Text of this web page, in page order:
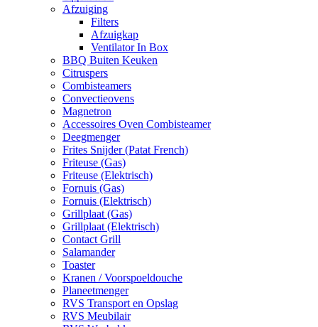
Afzuiging
Filters
Afzuigkap
Ventilator In Box
BBQ Buiten Keuken
Citruspers
Combisteamers
Convectieovens
Magnetron
Accessoires Oven Combisteamer
Deegmenger
Frites Snijder (Patat French)
Friteuse (Gas)
Friteuse (Elektrisch)
Fornuis (Gas)
Fornuis (Elektrisch)
Grillplaat (Gas)
Grillplaat (Elektrisch)
Contact Grill
Salamander
Toaster
Kranen / Voorspoeldouche
Planeetmenger
RVS Transport en Opslag
RVS Meubilair